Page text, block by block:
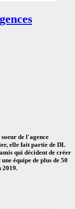
de l'agence
elle fait partie de DL
qui décident de créer
équipe de plus de 50
2019.